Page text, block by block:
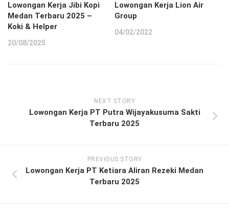
Lowongan Kerja Jibi Kopi
Medan Terbaru 2025 –
Koki & Helper
20/08/2025
Lowongan Kerja Lion Air
Group
04/02/2022
NEXT STORY
Lowongan Kerja PT Putra Wijayakusuma Sakti
Terbaru 2025
PREVIOUS STORY
Lowongan Kerja PT Ketiara Aliran Rezeki Medan
Terbaru 2025